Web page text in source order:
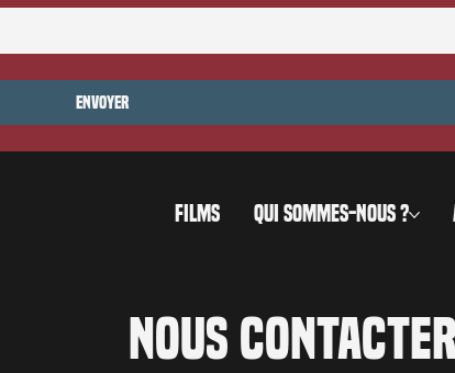
Envoyer
FILMS QUI SOMMES-NOUS ?
Nous